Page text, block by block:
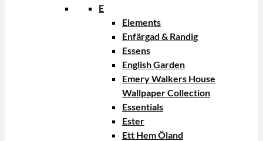
E
Elements
Enfärgad & Randig
Essens
English Garden
Emery Walkers House
Wallpaper Collection
Essentials
Ester
Ett Hem Öland